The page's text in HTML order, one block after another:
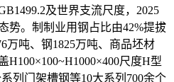
及世界支流尺度，2025
势。制制业用钢占比由42%提拔
万吨、钢1825万吨、商品坯材
H100×100~H1000×400尺度H型
列门架槽钢等10大系列700余个